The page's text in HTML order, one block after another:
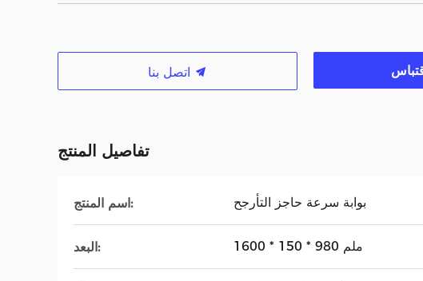
تفاصيل المنتج
اسم المنتج: بوابة سرعة حاجز التأرجح
البعد: 1600 * 150 * 980 ملم